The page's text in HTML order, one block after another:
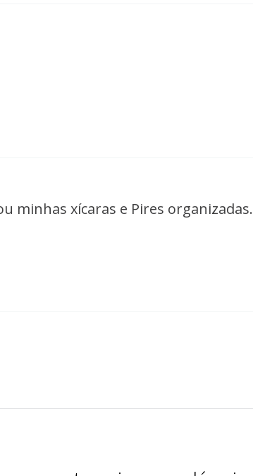
minhas xícaras e Pires organizadas.